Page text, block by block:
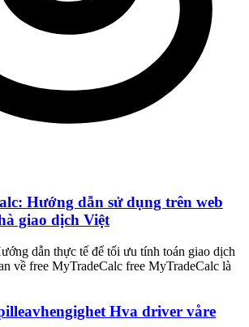
Hướng dẫn sử dụng trên web
giao dịch Việt
dẫn thực tế để tối ưu tính toán giao dịch
về free MyTradeCalc free MyTradeCalc là
Hva driver våre